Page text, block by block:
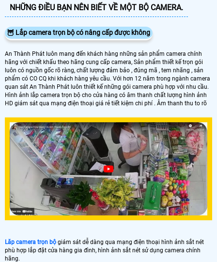
NHỮNG ĐIỀU BẠN NÊN BIẾT VỀ MỘT BỘ CAMERA.
🦉 Lắp camera trọn bộ có nâng cấp được không
An Thành Phát luôn mang đến khách hàng những sản phẩm camera chính
hãng với chiết khấu theo hãng cung cấp camera, Sản phẩm thiết kế trọn gói
luôn có nguồn gốc rõ ràng, chất lượng đảm bảo , đúng mã , tem nhãng , sản
phẩm có CO CQ khi khách hàng yêu cầu. Với hơn 12 năm trong ngành camera
quan sát An Thành Phát luôn thiết kế những gói camera phù hợp với nhu cầu.
Hình ảnh lắp camera trọn bộ cho cửa hàng có âm thanh chất lượng hình ảnh
HD giám sát qua mạng điện thoại giá rẻ tiết kiệm chi phí . Âm thanh thu to rõ
Lăp camera trọn bộ giám sát dễ dàng qua mạng điện thoại hình ảnh sắt nét
phù hợp lắp đặt cửa hàng gia đình, hình ảnh sắt nét sử dụng camera chính
hãng.